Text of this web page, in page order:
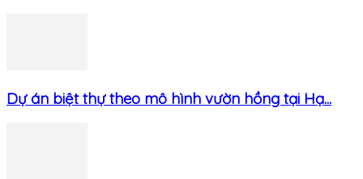
Dự án biệt thự theo mô hình vườn hồng tại Hạ...